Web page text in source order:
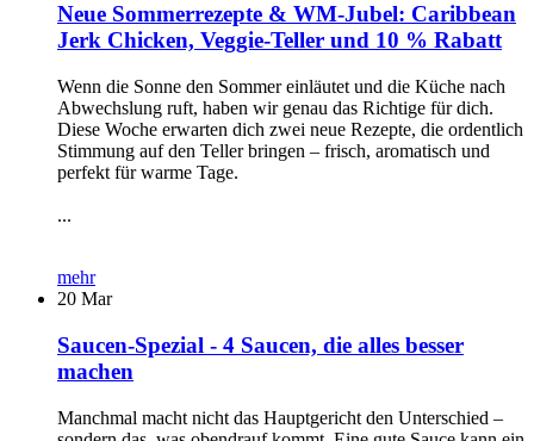
Neue Sommerrezepte & WM-Jubel: Caribbean
Jerk Chicken, Veggie-Teller und 10 % Rabatt
Wenn die Sonne den Sommer einläutet und die Küche nach
Abwechslung ruft, haben wir genau das Richtige für dich.
Diese Woche erwarten dich zwei neue Rezepte, die ordentlich
Stimmung auf den Teller bringen – frisch, aromatisch und
perfekt für warme Tage.
...
mehr
20 Mar
Saucen-Spezial - 4 Saucen, die alles besser
machen
Manchmal macht nicht das Hauptgericht den Unterschied –